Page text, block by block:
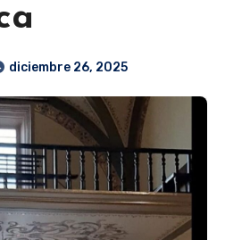
diciembre 26, 2025